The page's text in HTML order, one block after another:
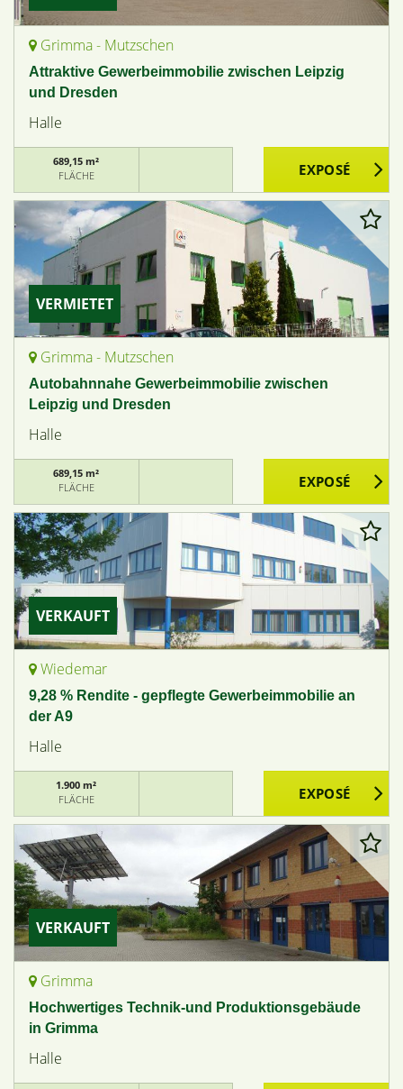
Grimma - Mutzschen
Attraktive Gewerbeimmobilie zwischen Leipzig
und Dresden
Halle
689,15 m²
FLÄCHE
VERMIETET
Grimma - Mutzschen
Autobahnnahe Gewerbeimmobilie zwischen
Leipzig und Dresden
Halle
689,15 m²
FLÄCHE
VERKAUFT
Wiedemar
9,28 % Rendite - gepflegte Gewerbeimmobilie an
der A9
Halle
1.900 m²
FLÄCHE
VERKAUFT
Grimma
Hochwertiges Technik-und Produktionsgebäude
in Grimma
Halle